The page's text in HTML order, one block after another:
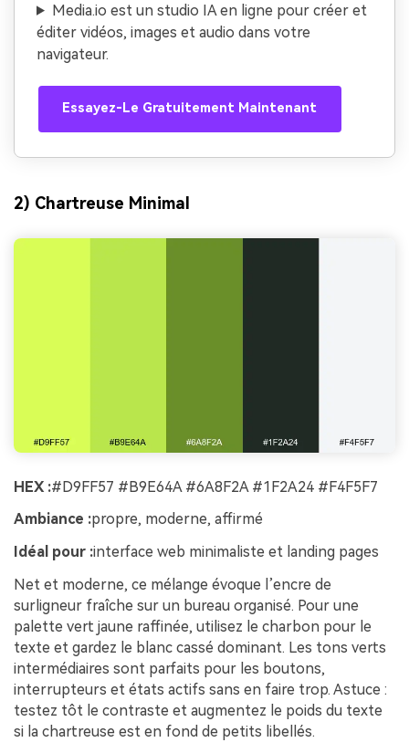
Media.io est un studio IA en ligne pour créer et
éditer vidéos, images et audio dans votre
navigateur.
Essayez-Le Gratuitement Maintenant
2) Chartreuse Minimal
HEX :#D9FF57 #B9E64A #6A8F2A #1F2A24 #F4F5F7
Ambiance :propre, moderne, affirmé
Idéal pour :interface web minimaliste et landing pages
Net et moderne, ce mélange évoque l’encre de
surligneur fraîche sur un bureau organisé. Pour une
palette vert jaune raffinée, utilisez le charbon pour le
texte et gardez le blanc cassé dominant. Les tons verts
intermédiaires sont parfaits pour les boutons,
interrupteurs et états actifs sans en faire trop. Astuce :
testez tôt le contraste et augmentez le poids du texte
si la chartreuse est en fond de petits libellés.